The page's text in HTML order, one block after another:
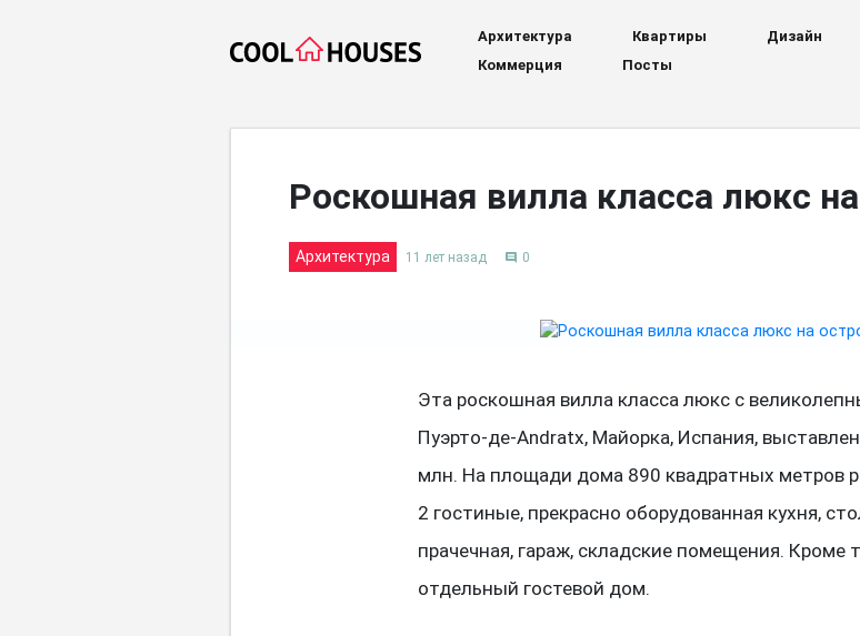
Архитектура Квартиры
Дизайн
Коммерция
Посты
Роскошная вилла класса люкс
Архитектура 11 лет назад comment 0
Эта роскошная вилла класса люкс с
Пуэрто-де-Andratx, Майорка, Испания,
млн. На площади дома 890 квадратных метров
2 гостиные, прекрасно оборудованная кухня,
прачечная, гараж, складские помещения. Кроме
отдельный гостевой дом.